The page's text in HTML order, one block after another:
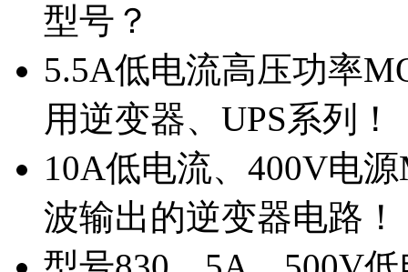
型号？
5.5A低电流高压功率
用逆变器、UPS系列！
10A低电流、400V电
波输出的逆变器电路！